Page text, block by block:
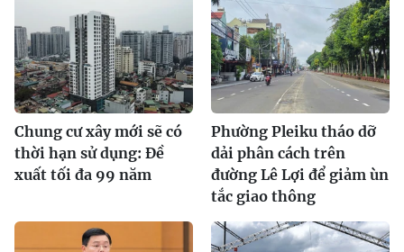
Chung cư xây mới sẽ có
thời hạn sử dụng: Đề
xuất tối đa 99 năm
Phường Pleiku tháo dỡ
dải phân cách trên
đường Lê Lợi để giảm ùn
tắc giao thông